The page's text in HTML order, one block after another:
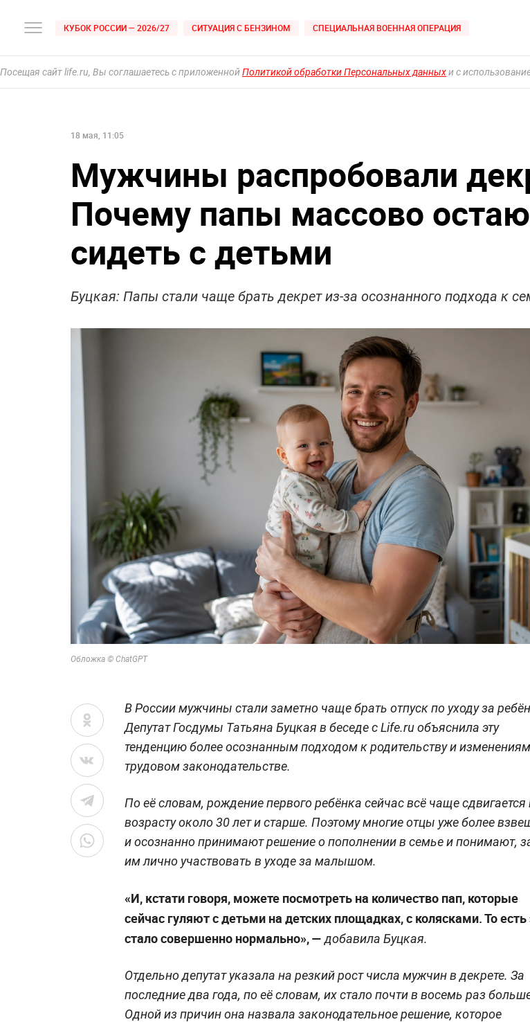
КУБОК РОССИИ — 2026/27 СИТУАЦИЯ С БЕНЗИНОМ СПЕЦИАЛЬНАЯ ВОЕННАЯ ОПЕРАЦИЯ
Посещая сайт life.ru, Вы соглашаетесь с приложеннойПолитикой обработки Персональных данныхи с
18 мая, 11:05
Мужчины распробовали
Почему папы массово
сидеть с детьми
Буцкая: Папы стали чаще брать декрет из-за осознанного подхода к
Обложка © ChatGPT
В России мужчины стали заметно чаще брать отпуск по уходу за
Депутат Госдумы Татьяна Буцкая в беседе с Life.ru объяснила эту
тенденцию более осознанным подходом к родительству и
трудовом законодательстве.
По её словам, рождение первого ребёнка сейчас всё чаще сдвигается
возрасту около 30 лет и старше. Поэтому многие отцы уже более
и осознанно принимают решение о пополнении в семье и понимают,
им лично участвовать в уходе за малышом.
«И, кстати говоря, можете посмотреть на количество пап, которые
сейчас гуляют с детьми на детских площадках, с колясками. То есть
стало совершенно нормально», — добавила Буцкая.
Отдельно депутат указала на резкий рост числа мужчин в декрете. За
последние два года, по её словам, их стало почти в восемь раз
Одной из причин она назвала законодательное решение, которое